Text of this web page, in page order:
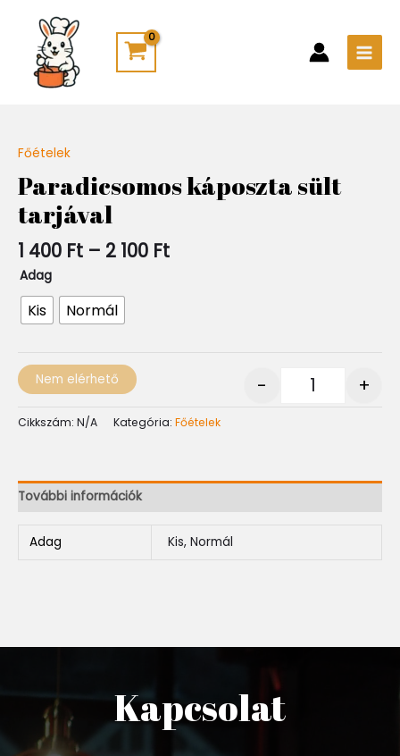
content
Főételek
Paradicsomos káposzta sült
tarjával
1 400 Ft – 2 100 Ft
400 Ft
100 Ft
Adag
Kis Normál
- +
Nem elérhető
Cikkszám: N/A Kategória: Főételek
További információk
Adag Kis, Normál
Kapcsolat